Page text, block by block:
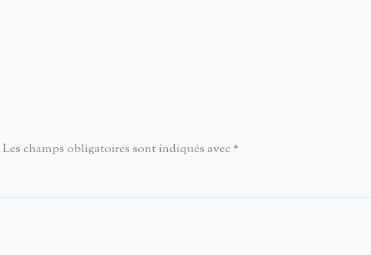
Les champs obligatoires sont indiqués avec *